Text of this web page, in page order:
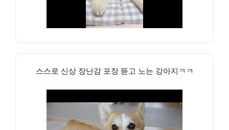
스스로 신상 장난감 포장 뜯고 노는 강아지ㅋㅋ